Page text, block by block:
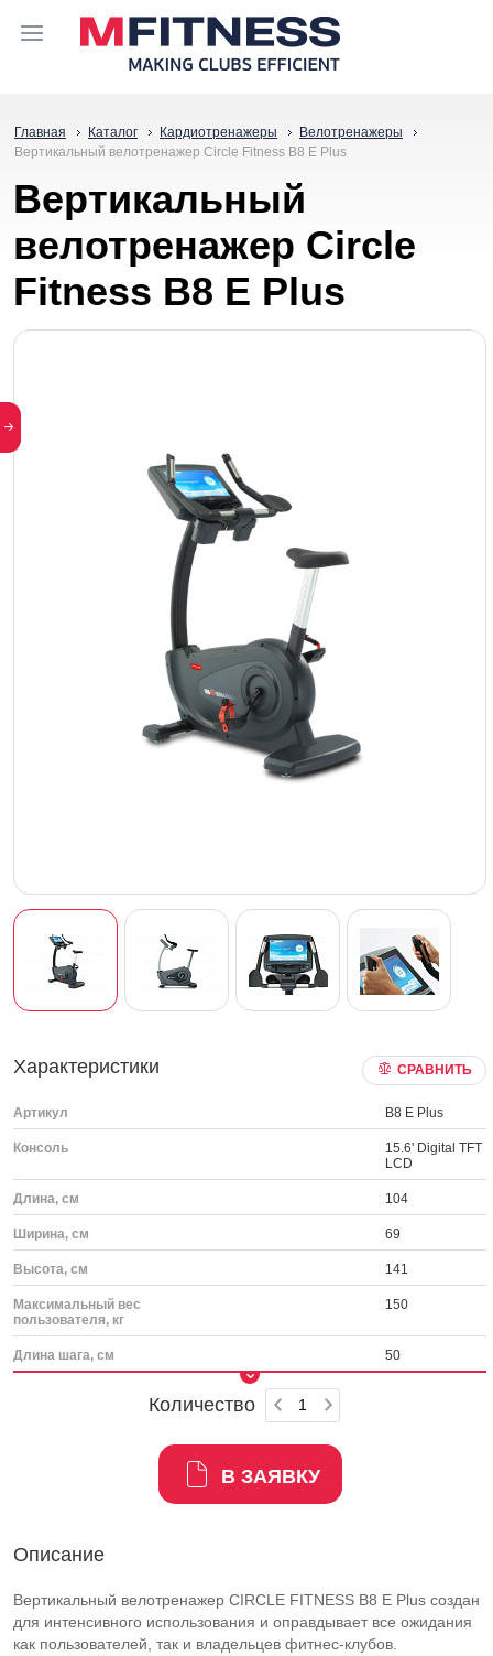
Главная Каталог Кардиотренажеры
Велотренажеры
Вертикальный велотренажер Circle Fitness B8 E Plus
Вертикальный
велотренажер Circle
Fitness B8 E Plus
Характеристики СРАВНИТЬ
Артикул B8 E Plus
Консоль
15.6' Digital TFT
LCD
Длина, см 104
Ширина, см 69
Высота, см 141
Максимальный вес
пользователя, кг
150
Длина шага, см 50
Количество
В ЗАЯВКУ
Описание
Вертикальный велотренажер CIRCLE FITNESS B8 E Plus создан
для интенсивного использования и оправдывает все ожидания
как пользователей, так и владельцев фитнес-клубов.